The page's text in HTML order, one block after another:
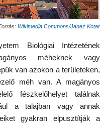
Wikimedia Commons/Janez Kotar
Biológiai Intézetének
méheknek vagy
van azokon a területeken,
méh van. A magányos
fészkelőhelyet találnak
a talajban vagy annak
gyakran elpusztítják a